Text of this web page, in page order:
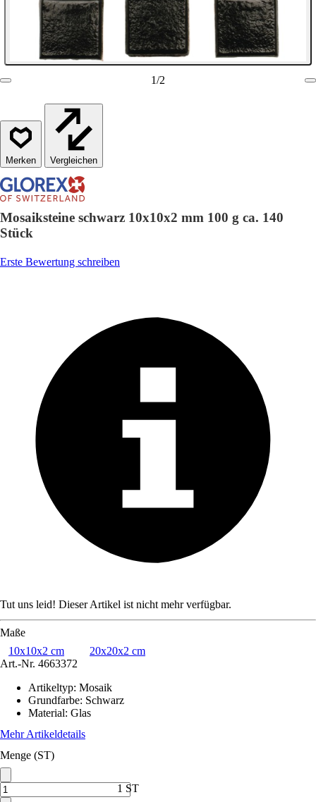
1/2
Vergleichen
Mosaiksteine schwarz 10x10x2 mm 100 g ca. 140
Stück
Erste Bewertung schreiben
Tut uns leid! Dieser Artikel ist nicht mehr verfügbar.
Maße
10x10x2 cm
20x20x2 cm
Art.-Nr. 4663372
Artikeltyp: Mosaik
Grundfarbe: Schwarz
Material: Glas
Mehr Artikeldetails
Menge (ST)
1 ST